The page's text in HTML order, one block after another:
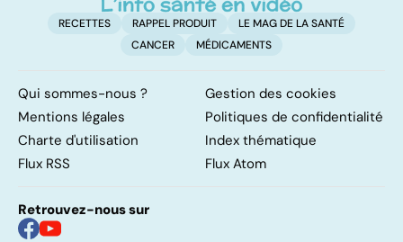
RECETTES RAPPEL PRODUIT
LE MAG DE LA SANTÉ
CANCER
MÉDICAMENTS
Qui sommes-nous ?
Gestion des cookies
Mentions légales
Politiques de confidentialité
Charte d'utilisation
Index thématique
Flux RSS
Flux Atom
Retrouvez-nous sur